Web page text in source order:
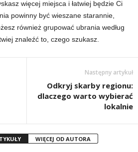
więcej miejsca i łatwiej będzie Ci
powinny być wieszane starannie,
również grupować ubrania według
znaleźć to, czego szukasz.
Następny artykuł
Odkryj skarby regionu:
dlaczego warto wybierać
lokalnie
WIĘCEJ OD AUTORA